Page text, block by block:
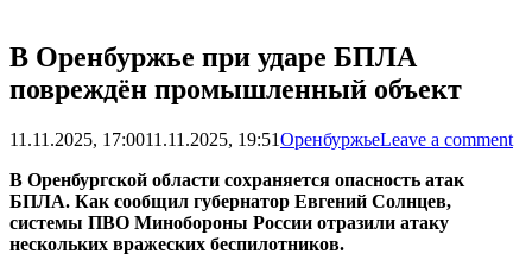
В Оренбуржье при ударе БПЛА
повреждён промышленный объект
11.11.2025, 17:0011.11.2025, 19:51ОренбуржьеLeave a comment
В Оренбургской области сохраняется опасность атак
БПЛА. Как сообщил губернатор Евгений Солнцев,
системы ПВО Минобороны России отразили атаку
нескольких вражеских беспилотников.